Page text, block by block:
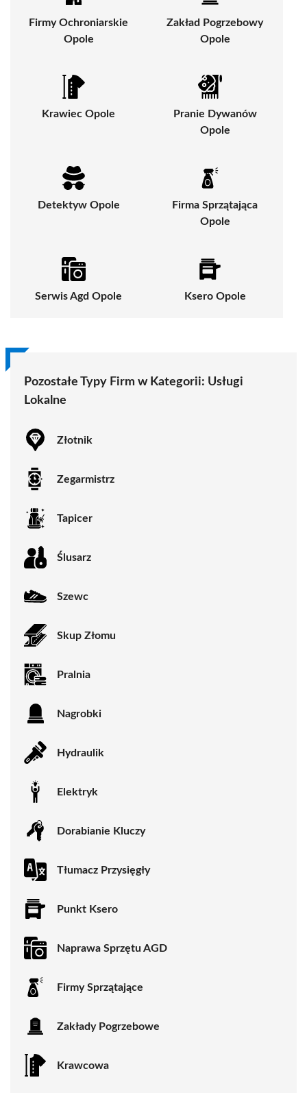
Firmy Ochroniarskie
Opole
Zakład Pogrzebowy
Opole
Krawiec Opole
Pranie Dywanów
Opole
Detektyw Opole
Firma Sprzątająca
Opole
Serwis Agd Opole Ksero Opole
Pozostałe Typy Firm w Kategorii: Usługi
Lokalne
Złotnik
Zegarmistrz
Tapicer
Ślusarz
Szewc
Skup Złomu
Pralnia
Nagrobki
Hydraulik
Elektryk
Dorabianie Kluczy
Tłumacz Przysięgły
Punkt Ksero
Naprawa Sprzętu AGD
Firmy Sprzątające
Zakłady Pogrzebowe
Krawcowa